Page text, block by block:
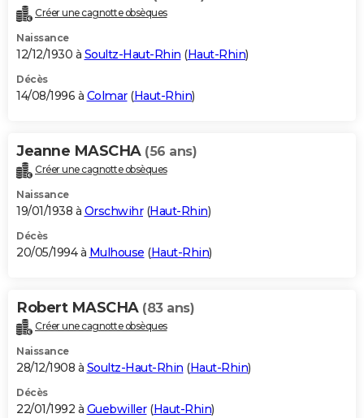
Créer une cagnotte obsèques
Naissance
12/12/1930 à Soultz-Haut-Rhin (Haut-Rhin)
Décès
14/08/1996 à Colmar(Haut-Rhin)
Jeanne MASCHA (56 ans)
Créer une cagnotte obsèques
Naissance
19/01/1938 à Orschwihr(Haut-Rhin)
Décès
20/05/1994 à Mulhouse (Haut-Rhin)
Robert MASCHA (83 ans)
Créer une cagnotte obsèques
Naissance
28/12/1908 à Soultz-Haut-Rhin (Haut-Rhin)
Décès
22/01/1992 à Guebwiller(Haut-Rhin)